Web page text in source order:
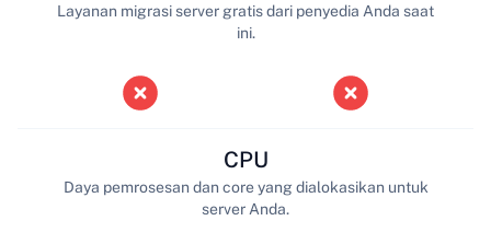
Layanan migrasi server gratis dari penyedia Anda saat
ini.
CPU
Daya pemrosesan dan core yang dialokasikan untuk
server Anda.